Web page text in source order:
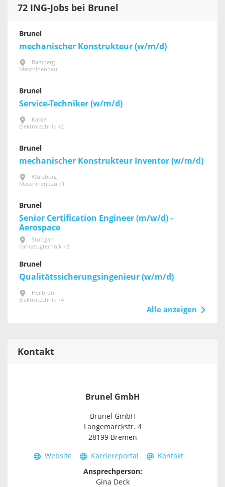
72 ING-Jobs bei Brunel
Brunel
mechanischer Konstrukteur (w/m/d)
Bamberg
Maschinenbau
Brunel
Service-Techniker (w/m/d)
Kassel
Elektrotechnik +2
Brunel
mechanischer Konstrukteur Inventor (w/m/d)
Würzburg
Maschinenbau +1
Brunel
Senior Certification Engineer (m/w/d) -
Aerospace
Stuttgart
Fahrzeugtechnik +3
Brunel
Qualitätssicherungsingenieur (w/m/d)
Heilbronn
Elektrotechnik +4
Alle anzeigen
Kontakt
Brunel GmbH
Brunel GmbH
Langemarckstr. 4
28199 Bremen
Website Karriereportal
Kontakt
Ansprechperson:
Gina Deck